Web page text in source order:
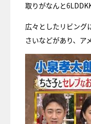
取りがなんと
広々としたリビング
さいなどがあり、ア